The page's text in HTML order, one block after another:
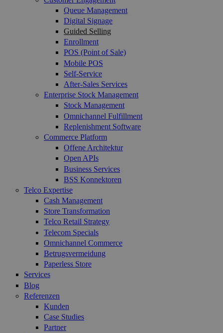
Queue Management
Digital Signage
Guided Selling
Enrollment
POS (Point of Sale)
Mobile POS
Self-Service
After-Sales Services
Enterprise Stock Management
Stock Management
Omnichannel Fulfillment
Replenishment Software
Commerce Platform
Offene Architektur
Open APIs
Business Services
BSS Konnektoren
Telco Expertise
Cash Management
Store Transformation
Telco Retail Strategy
Telecom Specials
Omnichannel Commerce
Betrugsvermeidung
Paperless Store
Services
Blog
Referenzen
Kunden
Case Studies
Partner